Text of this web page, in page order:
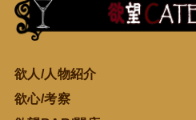
欲人/人物紹介
欲心/考察